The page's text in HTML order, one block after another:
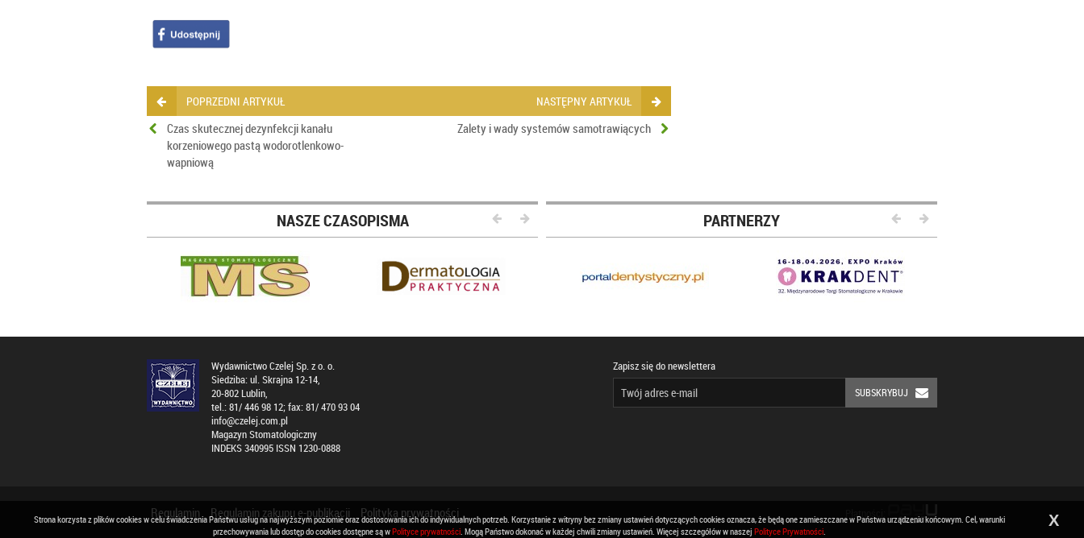
POPRZEDNI ARTYKUŁ NASTĘPNY ARTYKUŁ
Czas skutecznej dezynfekcji kanału
korzeniowego pastą wodorotlenkowo-
wapniową
Zalety i wady systemów samotrawiących
NASZE CZASOPISMA PARTNERZY
Wydawnictwo Czelej Sp. z o. o.
Siedziba: ul. Skrajna 12-14,
20-802 Lublin,
tel.: 81/ 446 98 12; fax: 81/ 470 93 04
info@czelej.com.pl
Magazyn Stomatologiczny
INDEKS 340995 ISSN 1230-0888
Zapisz się do newslettera
SUBSKRYBUJ
Regulamin Regulamin zakupu e-publikacji Polityka prywatności Płatności:
Strona korzysta z plików cookies w celu świadczenia Państwu usług na najwyższym poziomie oraz dostosowania ich do indywidualnych potrzeb. Korzystanie z witryny bez zmiany ustawień dotyczących cookies oznacza, że będą one zamieszczane w Państwa urządzeniu końcowym. Cel, warunki
przechowywania lub dostęp do cookies dostępne są wPolityce prywatności. Mogą Państwo dokonać w każdej chwili zmiany ustawień. Więcej szczegółów w naszej Polityce Prywatności.
X